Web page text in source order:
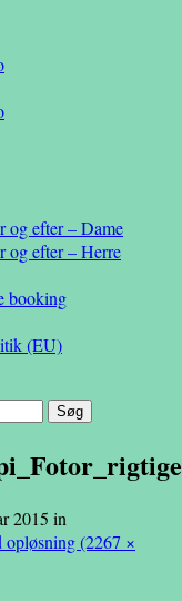
frisøroplevelse
og efter – Dame
og efter – Herre
booking
(EU)
2015 in
opløsning (2267 ×